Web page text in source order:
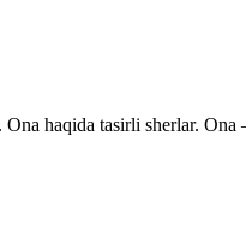
haqida tasirli sherlar.